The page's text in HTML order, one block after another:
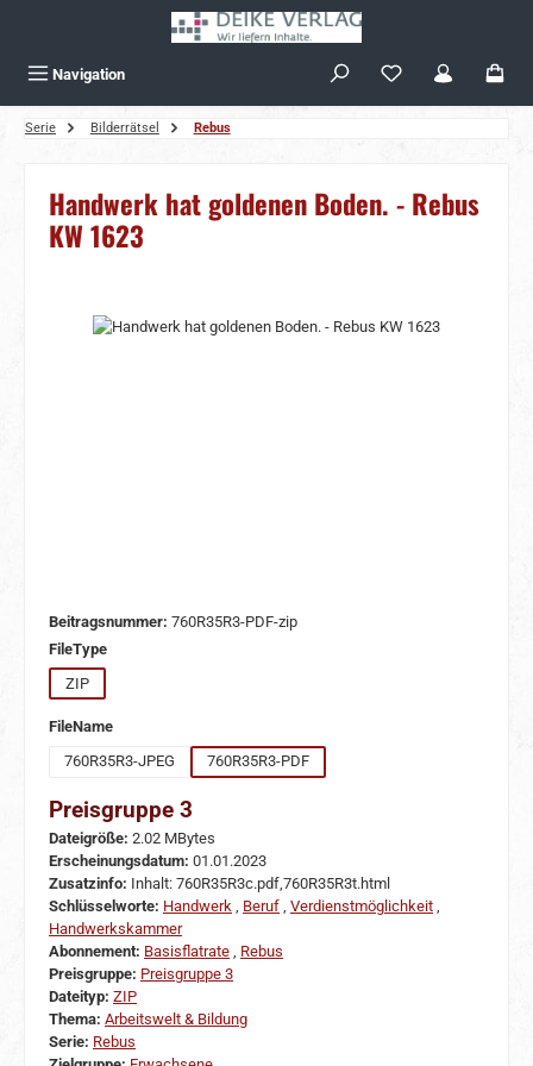
Navigation
Serie Bilderrätsel Rebus
Handwerk hat goldenen Boden. - Rebus
KW 1623
Bildergalerie überspringen
Beitragsnummer: 760R35R3-PDF-zip
FileTypeauswählen
ZIP
FileNameauswählen
760R35R3-JPEG
760R35R3-PDF
Preisgruppe 3
Dateigröße: 2.02 MBytes
Erscheinungsdatum: 01.01.2023
Zusatzinfo: Inhalt: 760R35R3c.pdf,760R35R3t.html
Schlüsselworte: Handwerk Beruf Verdienstmöglichkeit
Handwerkskammer
Abonnement: Basisflatrate
Rebus
Preisgruppe: Preisgruppe 3
Dateityp: ZIP
Thema: Arbeitswelt & Bildung
Serie: Rebus